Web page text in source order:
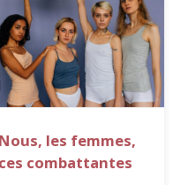
les femmes,
combattantes